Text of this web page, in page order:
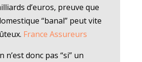
d’euros, preuve que
“banal” peut vite
France Assureurs
n’est donc pas “si” un